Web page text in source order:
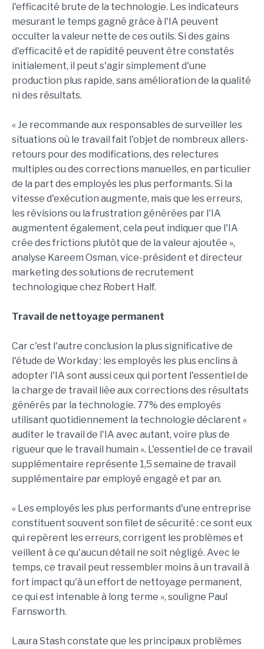
l'efficacité brute de la technologie. Les indicateurs
mesurant le temps gagné grâce à l'IA peuvent
occulter la valeur nette de ces outils. Si des gains
d'efficacité et de rapidité peuvent être constatés
initialement, il peut s'agir simplement d'une
production plus rapide, sans amélioration de la qualité
ni des résultats.
« Je recommande aux responsables de surveiller les
situations où le travail fait l'objet de nombreux allers-
retours pour des modifications, des relectures
multiples ou des corrections manuelles, en particulier
de la part des employés les plus performants. Si la
vitesse d'exécution augmente, mais que les erreurs,
les révisions ou la frustration générées par l'IA
augmentent également, cela peut indiquer que l'IA
crée des frictions plutôt que de la valeur ajoutée »,
analyse Kareem Osman, vice-président et directeur
marketing des solutions de recrutement
technologique chez Robert Half.
Travail de nettoyage permanent
Car c'est l'autre conclusion la plus significative de
l'étude de Workday : les employés les plus enclins à
adopter l'IA sont aussi ceux qui portent l'essentiel de
la charge de travail liée aux corrections des résultats
générés par la technologie. 77% des employés
utilisant quotidiennement la technologie déclarent «
auditer le travail de l'IA avec autant, voire plus de
rigueur que le travail humain ». L'essentiel de ce travail
supplémentaire représente 1,5 semaine de travail
supplémentaire par employé engagé et par an.
« Les employés les plus performants d'une entreprise
constituent souvent son filet de sécurité : ce sont eux
qui repèrent les erreurs, corrigent les problèmes et
veillent à ce qu'aucun détail ne soit négligé. Avec le
temps, ce travail peut ressembler moins à un travail à
fort impact qu'à un effort de nettoyage permanent,
ce qui est intenable à long terme », souligne Paul
Farnsworth.
Laura Stash constate que les principaux problèmes